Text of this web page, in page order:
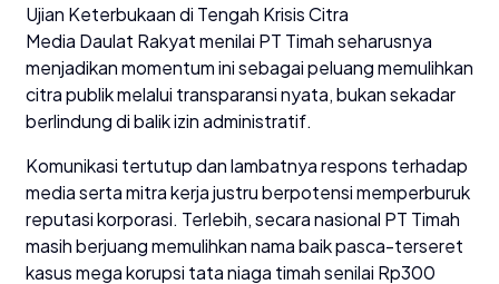
Ujian Keterbukaan di Tengah Krisis Citra
Media Daulat Rakyat menilai PT Timah seharusnya
menjadikan momentum ini sebagai peluang memulihkan
citra publik melalui transparansi nyata, bukan sekadar
berlindung di balik izin administratif.
Komunikasi tertutup dan lambatnya respons terhadap
media serta mitra kerja justru berpotensi memperburuk
reputasi korporasi. Terlebih, secara nasional PT Timah
masih berjuang memulihkan nama baik pasca-terseret
kasus mega korupsi tata niaga timah senilai Rp300